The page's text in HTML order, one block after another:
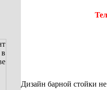
Дизайн барной стойки